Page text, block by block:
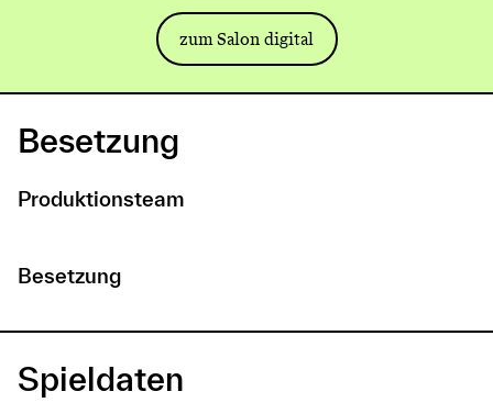
zum Salon digital
Besetzung
Produktionsteam
Besetzung
Spieldaten